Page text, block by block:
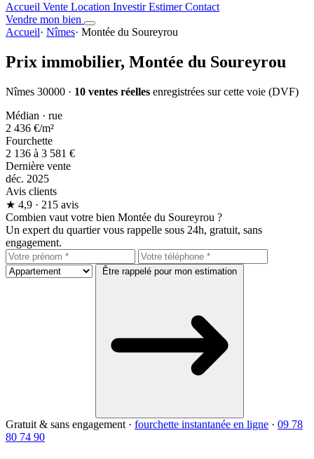
Accueil Vente Location InvestirEstimerContact
Vendre mon bien
Accueil· Nîmes· Montée du Soureyrou
Prix immobilier, Montée du Soureyrou
Nîmes 30000 · 10 ventes réelles enregistrées sur cette voie (DVF)
Médian · rue
2 436 €/m²
Fourchette
2 136 à 3 581 €
Dernière vente
déc. 2025
Avis clients
★ 4,9 · 215 avis
Combien vaut votre bien Montée du Soureyrou ?
Un expert du quartier vous rappelle sous 24h, gratuit, sans
engagement.
Être rappelé pour mon estimation
Gratuit & sans engagement · fourchette instantanée en ligne · 09 78
80 74 90